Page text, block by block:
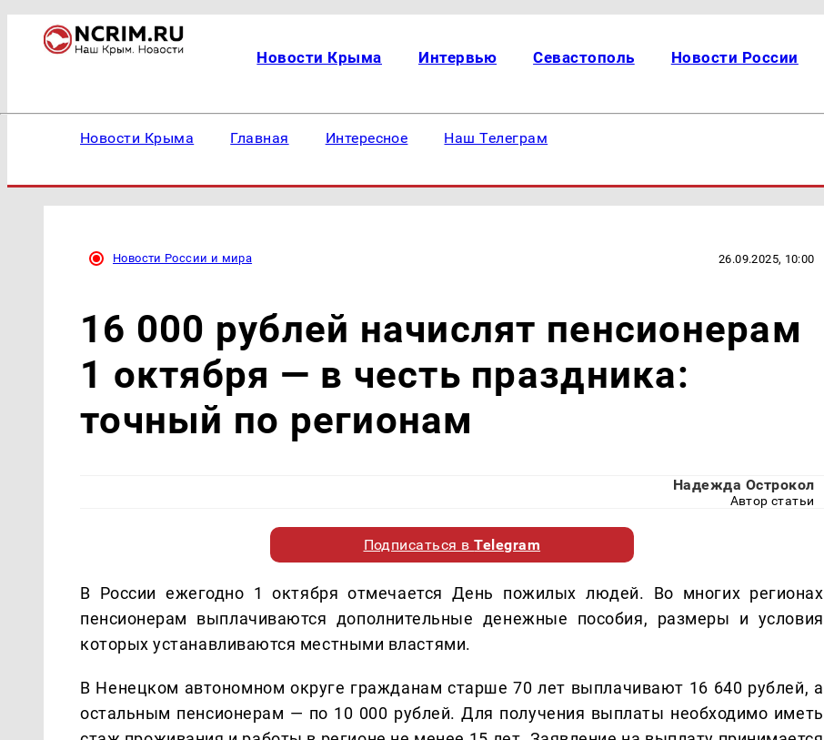
Новости Крыма Интервью Севастополь Новости России
Новости Крыма Главная Интересное Наш Телеграм
Новости России и мира 26.09.2025, 10:00
16 000 рублей начислят пенсионерам
1 октября — в честь праздника:
точный по регионам
Надежда Острокол
Автор статьи
Подписаться вTelegram
В России ежегодно 1 октября отмечается День пожилых людей. Во многих регионах
пенсионерам выплачиваются дополнительные денежные пособия, размеры и условия
которых устанавливаются местными властями.
В Ненецком автономном округе гражданам старше 70 лет выплачивают 16 640 рублей, а
остальным пенсионерам — по 10 000 рублей. Для получения выплаты необходимо иметь